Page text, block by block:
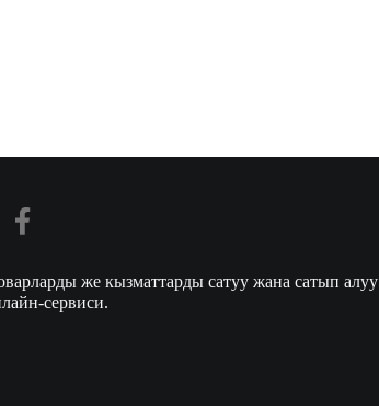
же кызматтарды сатуу жана сатып алуу
сервиси.